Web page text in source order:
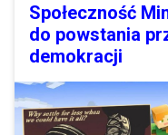
Społeczność
do powstania
demokracji